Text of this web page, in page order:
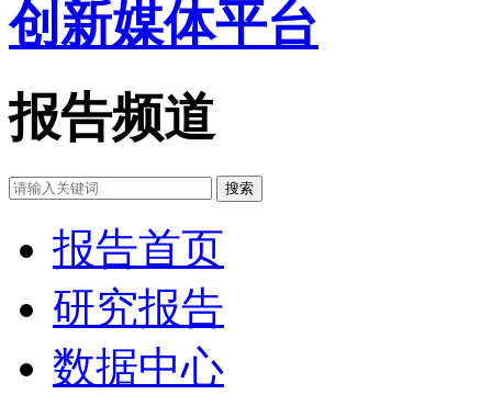
报告频道
搜索
报告首页
研究报告
数据中心